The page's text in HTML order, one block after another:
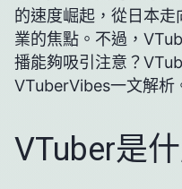
的速度崛起，從日本
業的焦點。不過，
播能夠吸引注意？
VTuberVibes一文解析
VTuber是